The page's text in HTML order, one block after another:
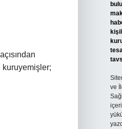
kuruyemişler;
ve